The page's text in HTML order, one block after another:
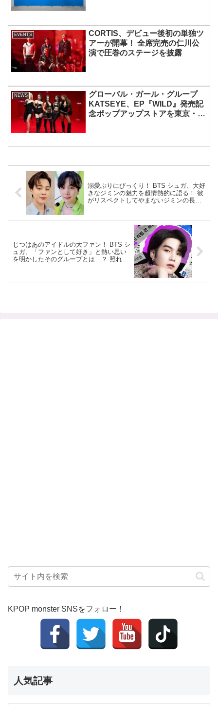
EVENTS
CORTIS、デビュー後初の単独ツ
アーが開幕！ 全席完売の仁川公
演で圧巻のステージを披露
NEWS
グローバル・ガール・グループ
KATSEYE、EP『WILD』発売記
念ポップアップストアを東京・原
溺愛ぶりにびっくり！ BTS シュガ、大好
きなジミンの魅力を超情熱的に語る！ 彼
がリスペクトしてやまないジミンの長所
じつはあのアイドルの大ファン！ BTS シ
ュガ、「ファンとして好き」と熱い思い
を明かしたそのグループとは…？ 照れく
KPOP monster SNSをフォロー！
人気記事